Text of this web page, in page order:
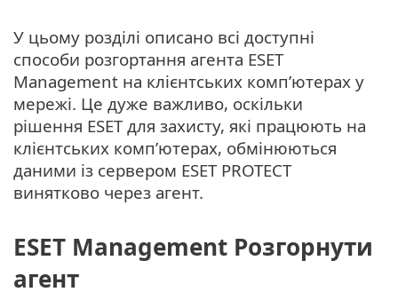
У цьому розділі описано всі доступні
способи розгортання агента ESET
Management на клієнтських комп’ютерах у
мережі. Це дуже важливо, оскільки
рішення ESET для захисту, які працюють на
клієнтських комп’ютерах, обмінюються
даними із сервером ESET PROTECT
винятково через агент.
ESET Management Pозгорнути
агент